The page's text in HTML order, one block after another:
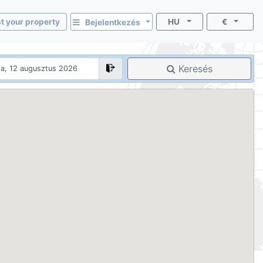
your property Bejelentkezés HU €
Keresés